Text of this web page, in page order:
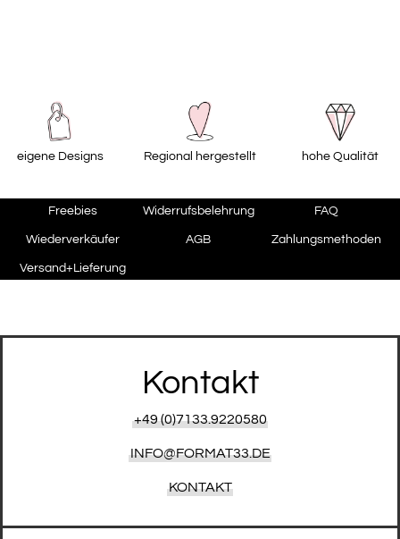
eigene Designs Regional hergestellt hohe Qualität
Freebies Widerrufsbelehrung FAQ
Wiederverkäufer AGB Zahlungsmethoden
Versand+Lieferung
Kontakt
+49 (0)7133.9220580
INFO@FORMAT33.DE
KONTAKT